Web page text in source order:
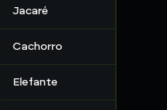
Jacaré
Cachorro
Elefante